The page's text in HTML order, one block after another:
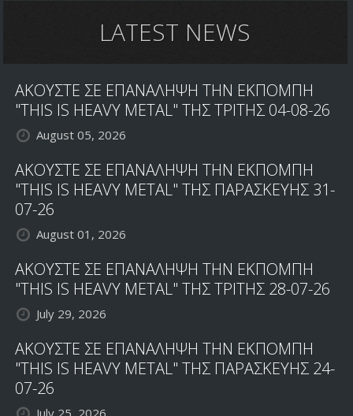
Beast
BecameLATEST NEWS
ΑΚΟΥΣΤΕ ΣΕ ΕΠΑΝΑΛΗΨΗ ΤΗΝ ΕΚΠΟΜΠΗ
"THIS IS HEAVY METAL" ΤΗΣ ΤΡΙΤΗΣ 04-08-26
August 05, 2026
ΑΚΟΥΣΤΕ ΣΕ ΕΠΑΝΑΛΗΨΗ ΤΗΝ ΕΚΠΟΜΠΗ
"THIS IS HEAVY METAL" ΤΗΣ ΠΑΡΑΣΚΕΥΗΣ 31-
07-26
August 01, 2026
ΑΚΟΥΣΤΕ ΣΕ ΕΠΑΝΑΛΗΨΗ ΤΗΝ ΕΚΠΟΜΠΗ
"THIS IS HEAVY METAL" ΤΗΣ ΤΡΙΤΗΣ 28-07-26
July 29, 2026
ΑΚΟΥΣΤΕ ΣΕ ΕΠΑΝΑΛΗΨΗ ΤΗΝ ΕΚΠΟΜΠΗ
"THIS IS HEAVY METAL" ΤΗΣ ΠΑΡΑΣΚΕΥΗΣ 24-
07-26
July 25, 2026